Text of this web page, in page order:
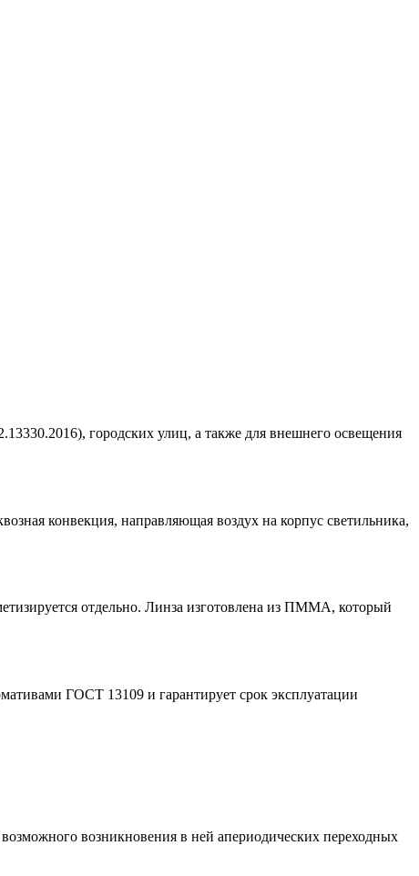
городских улиц, а также для внешнего освещения
конвекция, направляющая воздух на корпус светильника,
отдельно. Линза изготовлена из ПММА, который
ГОСТ 13109 и гарантирует срок эксплуатации
возникновения в ней апериодических переходных